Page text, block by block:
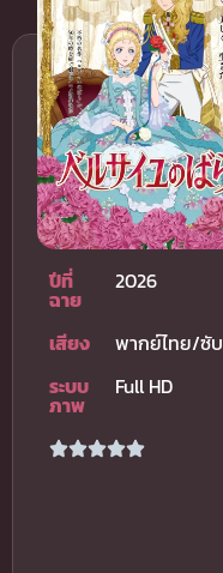
ปีที่
ฉาย
2026
เสียง
พากย์ไทย/ซับ
ระบบ
ภาพ
Full HD